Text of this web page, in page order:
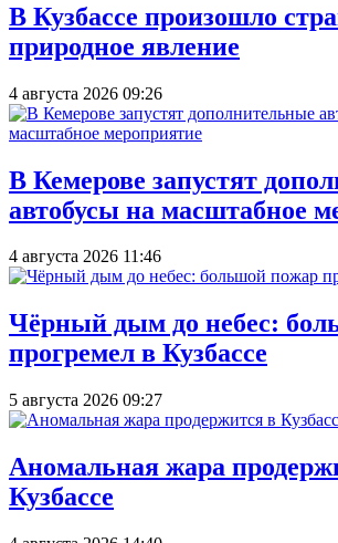
В Кузбассе произошло
природное явление
4 августа 2026 09:26
В Кемерове запустят
автобусы на масштабное
4 августа 2026 11:46
Чёрный дым до небес:
прогремел в Кузбассе
5 августа 2026 09:27
Аномальная жара
Кузбассе